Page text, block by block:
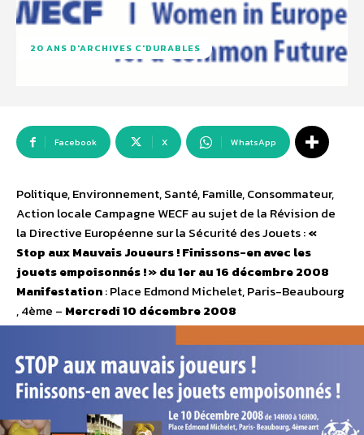
20 ANS D'ARCHIVES C'DURABLES
Facebook X WhatsApp
Politique, Environnement, Santé, Famille, Consommateur,
Action locale Campagne WECF au sujet de la Révision de
la Directive Européenne sur la Sécurité des Jouets :«
Stop aux Mauvais Joueurs ! Finissons-en avec les
jouets empoisonnés ! » du 1er au 16 décembre 2008
Manifestation: Place Edmond Michelet, Paris-Beaubourg
, 4ème – Mercredi 10 décembre 2008